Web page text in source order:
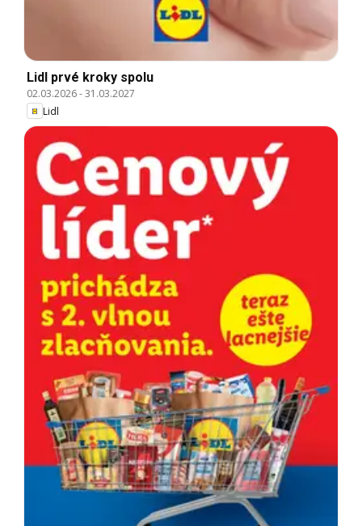
Lidl prvé kroky spolu
02.03.2026-31.03.2027
Lidl